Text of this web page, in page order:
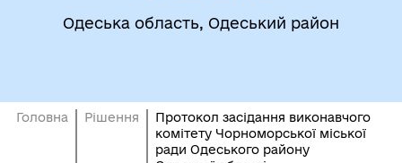
Одеська область, Одеський район
Головна Рішення
Протокол засідання виконавчого
комітету Чорноморської міської
ради Одеського району